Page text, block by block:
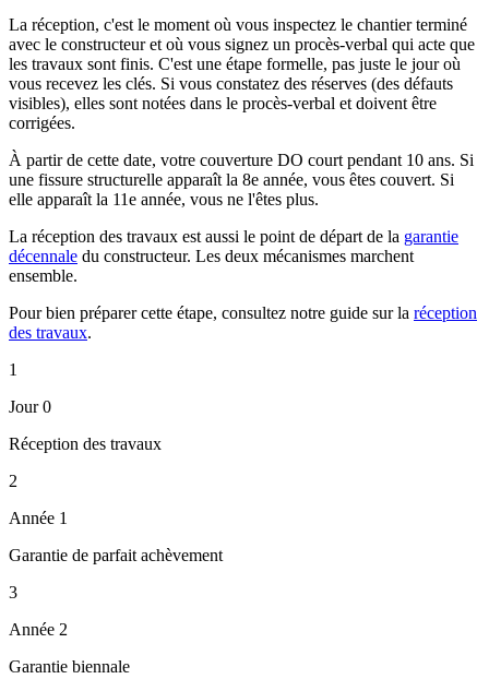
La réception, c'est le moment où vous inspectez le chantier terminé
avec le constructeur et où vous signez un procès-verbal qui acte que
les travaux sont finis. C'est une étape formelle, pas juste le jour où
vous recevez les clés. Si vous constatez des réserves (des défauts
visibles), elles sont notées dans le procès-verbal et doivent être
corrigées.
À partir de cette date, votre couverture DO court pendant 10 ans. Si
une fissure structurelle apparaît la 8e année, vous êtes couvert. Si
elle apparaît la 11e année, vous ne l'êtes plus.
La réception des travaux est aussi le point de départ de la garantie
décennale du constructeur. Les deux mécanismes marchent
ensemble.
Pour bien préparer cette étape, consultez notre guide sur la réception
des travaux.
1
Jour 0
Réception des travaux
2
Année 1
Garantie de parfait achèvement
3
Année 2
Garantie biennale